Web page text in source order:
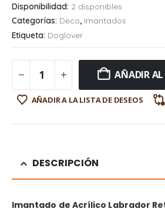
Disponibilidad: 2 disponibles
Categorías: Deco, Imantados
Etiqueta: Doglover
AÑADIR
AÑADIR A LA LISTA DE DESEOS
DESCRIPCIÓN
Imantado de Acrílico Labrador